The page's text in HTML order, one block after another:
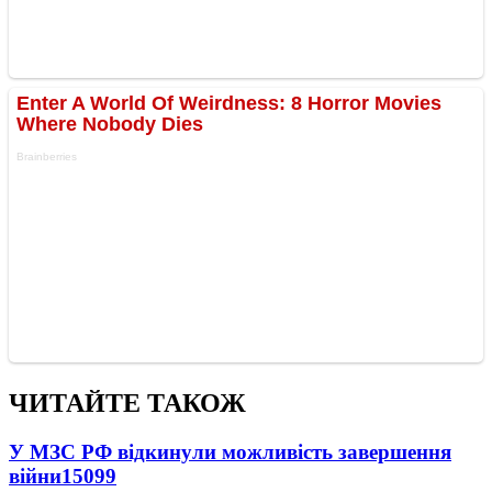
ЧИТАЙТЕ ТАКОЖ
У МЗС РФ відкинули можливість завершення
війни15099